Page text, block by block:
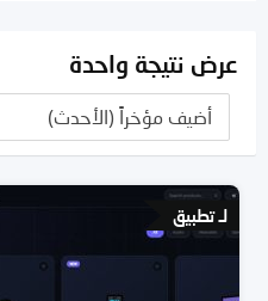
عرض نتيجة واحدة
لـ تطبيق